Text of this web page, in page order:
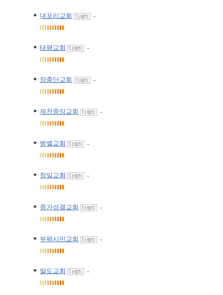
대포리교회 -
태평교회 -
장충단교회 -
제천중앙교회 -
벧엘교회 -
창일교회 -
증가성결교회 -
부평시민교회 -
말도교회 -